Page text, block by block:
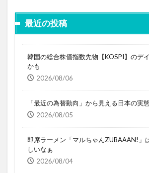
最近の投稿
韓国の総合株価指数先物【KOSPI】のデ
かも
2026/08/06
「最近の為替動向」から見える日本の実
2026/08/05
即席ラーメン「マルちゃんZUBAAAN!」
しいなぁ
2026/08/04